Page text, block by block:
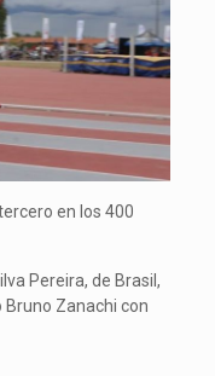
en los 400
Pereira, de Brasil,
Zanachi con